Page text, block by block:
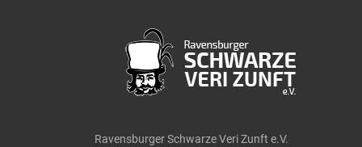
Ravensburger Schwarze Veri Zunft e.V.